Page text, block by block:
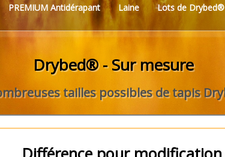
PREMIUM Antidérapant Laine Lots de Drybed®
Drybed® - Sur mesure
tailles possiblesde tapis